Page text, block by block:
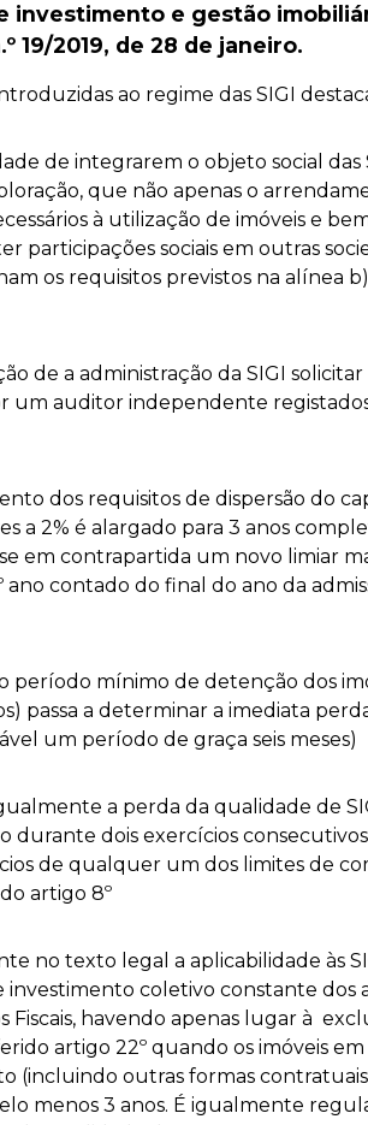
investimento e gestão
19/2019, de 28 de janeiro.
ao regime das SIGI
de integrarem o objeto social das
que não apenas o
à utilização de imóveis e
participações sociais em outras
os requisitos previstos na alínea
de a administração da SIGI
um auditor independente
dos requisitos de dispersão do
a 2% é alargado para 3 anos
em contrapartida um novo limiar
ano contado do final do ano da
período mínimo de detenção dos
passa a determinar a imediata
um período de graça seis meses)
a perda da qualidade de
durante dois exercícios
de qualquer um dos limites de
artigo 8º
no texto legal a aplicabilidade às
investimento coletivo constante dos
Fiscais, havendo apenas lugar à
artigo 22º quando os imóveis
(incluindo outras formas
menos 3 anos. É igualmente